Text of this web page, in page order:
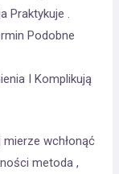
Praktykuje .
Podobne
I Komplikują
mierze wchłonąć
metoda ,